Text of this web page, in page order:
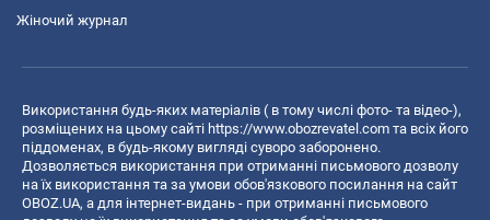
Жіночий журнал
Використання будь-яких матеріалів ( в тому числі фото- та відео-),
розміщених на цьому сайті https://www.obozrevatel.com та всіх його
піддоменах, в будь-якому вигляді суворо заборонено.
Дозволяється використання при отриманні письмового дозволу
на їх використання та за умови обов'язкового посилання на сайт
OBOZ.UA, а для інтернет-видань - при отриманні письмового